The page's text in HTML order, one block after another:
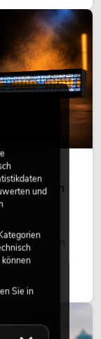
Warum
farbige
Bühnen, in
rein
Szenen
und
Sie in